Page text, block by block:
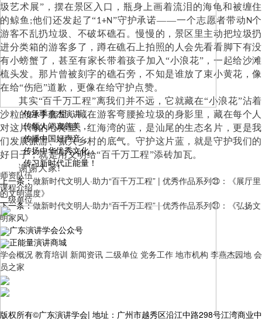
传承李燕杰演讲，
传颂人间真善美，
传播中国好声音，
传扬中华优秀文化，
传习新时代正能量！
师资队伍
课程介绍
二级单位
圾艺术展”，摆在景区入口，瓶身上画着流泪的海龟和被缠住
的鲸鱼 ;他们还发起了“1+N”守护承诺——一个志愿者带动N个
游客不乱扔垃圾、不破坏礁石。慢慢的，景区里主动把垃圾扔
进分类箱的游客多了，蹲在礁石上拍照的人会先看看脚下有没
有小螃蟹了，甚至有家长带着孩子加入“小浪花”，一起给沙滩
梳头发。那片曾被刻字的礁石旁，不知是谁放了束小黄花，像
在给“伤疤”道歉，更像在给守护点赞。
其实“百千万工程”离我们并不远，它就藏在“小浪花”沾着
沙粒的白手套里，藏在游客弯腰捡垃圾的身影里，藏在每个人
对这片海的心疼里。红海湾的蓝，是汕尾的生态名片，更是我
们发展旅游、振兴乡村的底气。守护这片蓝，就是守护我们的
好日子，就是用文明给“百千万工程”添砖加瓦。
谢谢大家!
上一条：做新时代文明人·助力“百千万工程” | 优秀作品系列㉓：《展厅里
的文明温度》
下一条：做新时代文明人·助力“百千万工程” | 优秀作品系列㉑：《弘扬文
明家风》
广东演讲学会公众号
正能量演讲商城
学会概况 教育培训 新闻资讯 二级单位 党务工作 地市机构 李燕杰园地 会
员之家
版权所有©广东演讲学会| 地址：广州市越秀区沿江中路298号江湾商业中